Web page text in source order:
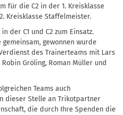
für die C2 in der 1. Kreisklasse
Kreisklasse Staffelmeister.
der C1 und C2 zum Einsatz.
gewonnen wurde
des Trainerteams mit Lars
Gröling, Roman Müller und
Teams auch
dieser Stelle an Trikotpartner
die durch Ihre Spenden die